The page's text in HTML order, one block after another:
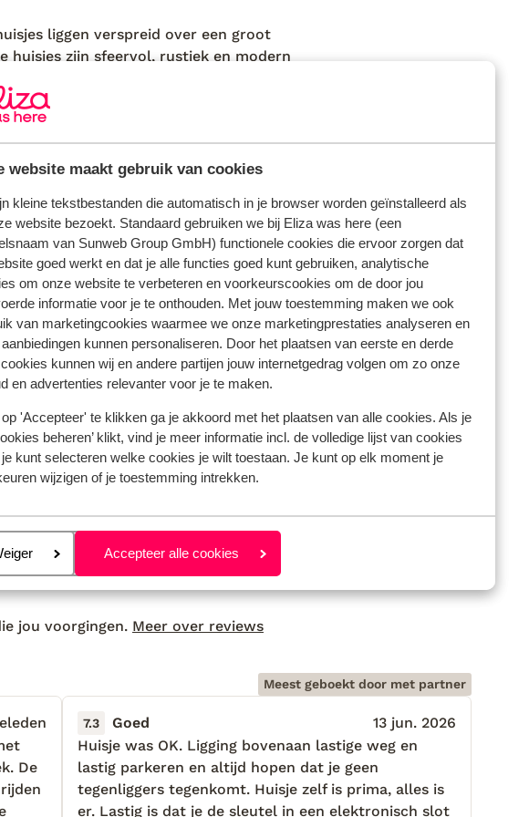
website maakt gebruik van cookies
kleine tekstbestanden die automatisch in je browser worden geïnstalleerd als
website bezoekt. Standaard gebruiken we bij Eliza was here (een
van Sunweb Group GmbH) functionele cookies die ervoor zorgen dat
goed werkt en dat je alle functies goed kunt gebruiken, analytische
om onze website te verbeteren en voorkeurscookies om de door jou
informatie voor je te onthouden. Met jouw toestemming maken we ook
van marketingcookies waarmee we onze marketingprestaties analyseren en
kunnen personaliseren. Door het plaatsen van eerste en derde
kunnen wij en andere partijen jouw internetgedrag volgen om zo onze
en advertenties relevanter voor je te maken.
'Accepteer' te klikken ga je akkoord met het plaatsen van alle cookies. Als je
beheren’ klikt, vind je meer informatie incl. de volledige lijst van cookies
kunt selecteren welke cookies je wilt toestaan. Je kunt op elk moment je
wijzigen of je toestemming intrekken.
Accepteer alle cookies
liggen verspreid over een groot
huisjes zijn sfeervol, rustiek en modern
Bijna allemaal beschikken ze
in twee appartementen en
bij ‘kamertype’ welke huisjes privé
Andreas en Irini hebben gastvrijheid
knus en huiselijk. Let op! De weg
smalle wegen, hellingen en
kluisje (op de kamer)
parkeerterrein
parkeergarage
wi-fi in openbare ruimte, op de kamer
jou voorgingen. Meer over reviews
Meest geboekt door met partner
De
De
7.3 Goed
13 jun. 2026
Huisje was OK. Ligging bovenaan lastige weg en
lastig parkeren en altijd hopen dat je geen
tegenliggers tegenkomt. Huisje zelf is prima, alles is
er. Lastig is dat je de sleutel in een elektronisch slot
Huisje was OK. Ligging bovenaan lastige weg en
lastig parkeren en altijd hopen dat je geen
tegenliggers tegenkomt. Huisje zelf is prima, alles is
er. Lastig is dat je de sleutel in een elektronisch slot